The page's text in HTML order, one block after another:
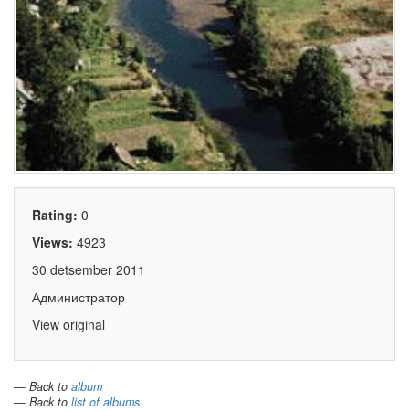
Rating: 0
Views: 4923
30 detsember 2011
Администратор
View original
— Back to album
— Back to list of albums